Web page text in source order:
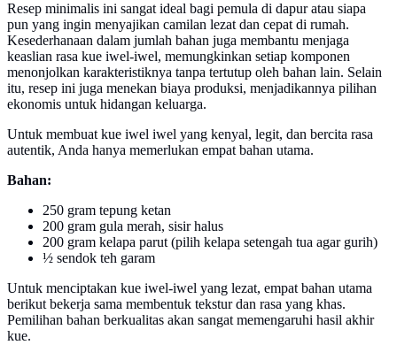
Resep minimalis ini sangat ideal bagi pemula di dapur atau siapa
pun yang ingin menyajikan camilan lezat dan cepat di rumah.
Kesederhanaan dalam jumlah bahan juga membantu menjaga
keaslian rasa kue iwel-iwel, memungkinkan setiap komponen
menonjolkan karakteristiknya tanpa tertutup oleh bahan lain. Selain
itu, resep ini juga menekan biaya produksi, menjadikannya pilihan
ekonomis untuk hidangan keluarga.
Untuk membuat kue iwel iwel yang kenyal, legit, dan bercita rasa
autentik, Anda hanya memerlukan empat bahan utama.
Bahan:
250 gram tepung ketan
200 gram gula merah, sisir halus
200 gram kelapa parut (pilih kelapa setengah tua agar gurih)
½ sendok teh garam
Untuk menciptakan kue iwel-iwel yang lezat, empat bahan utama
berikut bekerja sama membentuk tekstur dan rasa yang khas.
Pemilihan bahan berkualitas akan sangat memengaruhi hasil akhir
kue.